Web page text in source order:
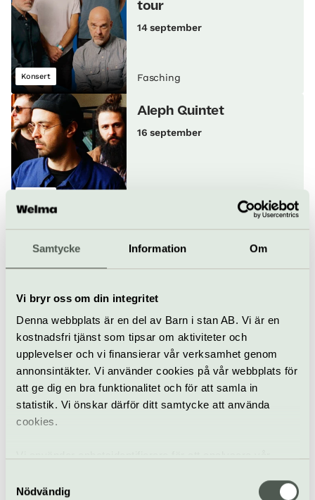
Samtycke Information Om
Vi bryr oss om din integritet
Denna webbplats är en del av Barn i stan AB. Vi är en
kostnadsfri tjänst som tipsar om aktiviteter och
upplevelser och vi finansierar vår verksamhet genom
annonsintäkter. Vi använder cookies på vår webbplats för
att ge dig en bra funktionalitet och för att samla in
statistik. Vi önskar därför ditt samtycke att använda
cookies.
samt tillhandahålla funktioner för sociala medier. Vi
Nödvändig
Konsert
tour
14 september
Fasching
Aleph Quintet
16 september
Konsert
El Ciclón del Son
17 september
Fasching
Samba Touré spelar Ali
Farka Touré
18 september